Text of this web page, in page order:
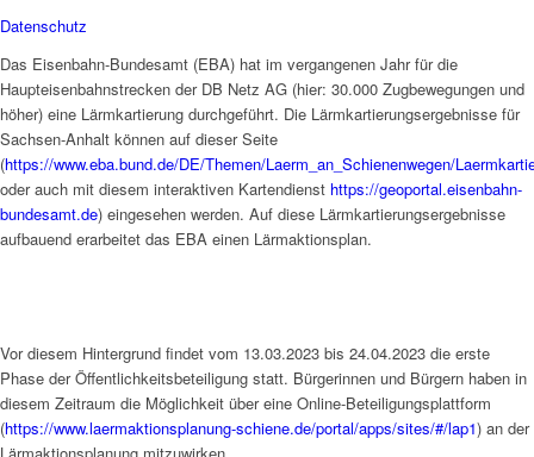
Datenschutz
Das Eisenbahn-Bundesamt (EBA) hat im vergangenen Jahr für die
Haupteisenbahnstrecken der DB Netz AG (hier: 30.000 Zugbewegungen und
höher) eine Lärmkartierung durchgeführt. Die Lärmkartierungsergebnisse für
Sachsen-Anhalt können auf dieser Seite
(https://www.eba.bund.de/DE/Themen/Laerm_an_Schienenwegen/
oder auch mit diesem interaktiven Kartendienst https://geoportal.eisenbahn-
bundesamt.de) eingesehen werden. Auf diese Lärmkartierungsergebnisse
aufbauend erarbeitet das EBA einen Lärmaktionsplan.
Vor diesem Hintergrund findet vom 13.03.2023 bis 24.04.2023 die erste
Phase der Öffentlichkeitsbeteiligung statt. Bürgerinnen und Bürgern haben in
diesem Zeitraum die Möglichkeit über eine Online-Beteiligungsplattform
(https://www.laermaktionsplanung-schiene.de/portal/apps/sites/#/lap1) an der